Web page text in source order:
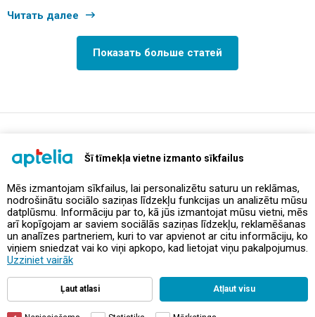
Šī tīmekļa vietne izmanto sīkfailus
Mēs izmantojam sīkfailus, lai personalizētu saturu un reklāmas,
nodrošinātu sociālo saziņas līdzekļu funkcijas un analizētu mūsu
datplūsmu. Informāciju par to, kā jūs izmantojat mūsu vietni, mēs
arī kopīgojam ar saviem sociālās saziņas līdzekļu, reklamēšanas
un analīzes partneriem, kuri to var apvienot ar citu informāciju, ko
viņiem sniedzat vai ko viņi apkopo, kad lietojat viņu pakalpojumus.
Uzziniet vairāk
Ļaut atlasi Atļaut visu
Читать далее
Показать больше статей
Предложения и акции
Контакты